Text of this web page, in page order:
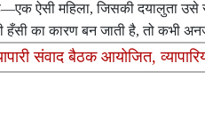
ऐसी महिला, जिसकी दयालुता
का कारण बन जाती है, तो कभी
संवाद बैठक आयोजित,